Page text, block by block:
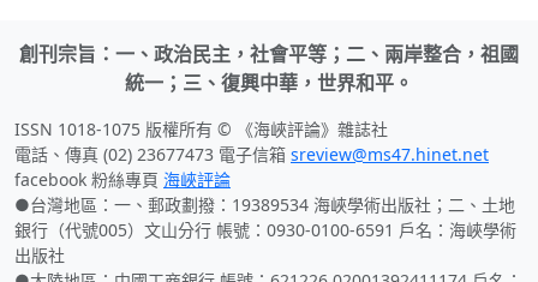
創刊宗旨：一、政治民主，社會平等；二、兩岸整合，祖國
統一；三、復興中華，世界和平。
ISSN 1018-1075 版權所有 © 《海峽評論》雜誌社
電話、傳真 (02) 23677473 電子信箱 sreview@ms47.hinet.net
facebook 粉絲專頁 海峽評論
●台灣地區：一、郵政劃撥：19389534 海峽學術出版社；二、土地
銀行（代號005）文山分行 帳號：0930-0100-6591 戶名：海峽學術
出版社